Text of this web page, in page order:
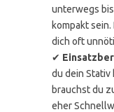
unterwegs
kompakt
dich oft
✔
du dein
brauchst du
eher